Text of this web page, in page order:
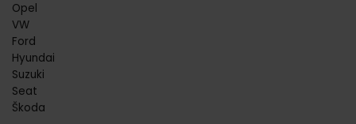
Opel
VW
Ford
Hyundai
Suzuki
Seat
Škoda